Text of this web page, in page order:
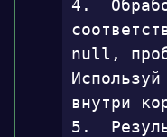
4.
null,
внутри
5.